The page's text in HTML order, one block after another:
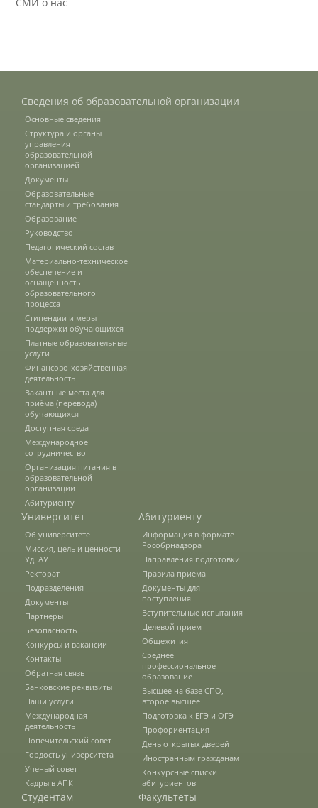
Федеральные документы
Условия труда на рабочих местах
Закупки
Учебный процесс
Защита персональных данных
Информация о проверках
Учетная политика
Партнеры
Безопасность
Противодействие коррупции
Противодействие терроризму
Предотвращение кризисных ситуаций
Ответственность за разжигание
межнациональной розни
Конкурсы и вакансии
Сведения об образовательной организации
Основные сведения
Структура и органы
управления
образовательной
организацией
Документы
Образовательные
стандарты и требования
Образование
Руководство
Педагогический состав
Материально-техническое
обеспечение и
оснащенность
образовательного
процесса
Стипендии и меры
поддержки обучающихся
Платные образовательные
услуги
Финансово-хозяйственная
деятельность
Вакантные места для
приёма (перевода)
обучающихся
Доступная среда
Международное
сотрудничество
Организация питания в
образовательной
организации
Абитуриенту
Университет
Об университете
Миссия, цель и ценности
УдГАУ
Ректорат
Подразделения
Документы
Партнеры
Безопасность
Конкурсы и вакансии
Контакты
Обратная связь
Банковские реквизиты
Наши услуги
Международная
деятельность
Попечительский совет
Гордость университета
Ученый совет
Кадры в АПК
Абитуриенту
Информация в формате
Рособрнадзора
Направления подготовки
Правила приема
Документы для
поступления
Вступительные испытания
Целевой прием
Общежития
Среднее
профессиональное
образование
Высшее на базе СПО,
второе высшее
Подготовка к ЕГЭ и ОГЭ
Профориентация
День открытых дверей
Иностранным гражданам
Конкурсные списки
абитуриентов
Студентам Факультеты